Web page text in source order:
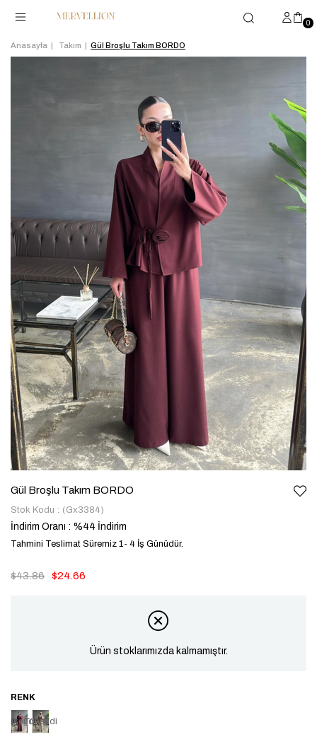
0
Anasayfa Takım Gül Broşlu Takım BORDO
Gül Broşlu Takım BORDO
Stok Kodu (Gx3384)
İndirim Oranı : %44 İndirim
Tahmini Teslimat Süremiz 1- 4 İş Günüdür.
$43.86 $24.66
Ürün stoklarımızda kalmamıştır.
TükendiTükendi